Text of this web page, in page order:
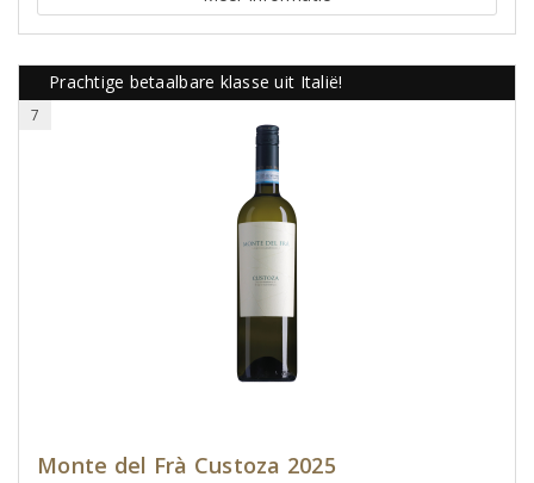
Prachtige betaalbare klasse uit Italië!
7
Monte del Frà Custoza 2025